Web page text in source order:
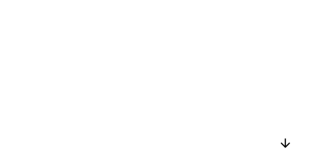
arrow_downward